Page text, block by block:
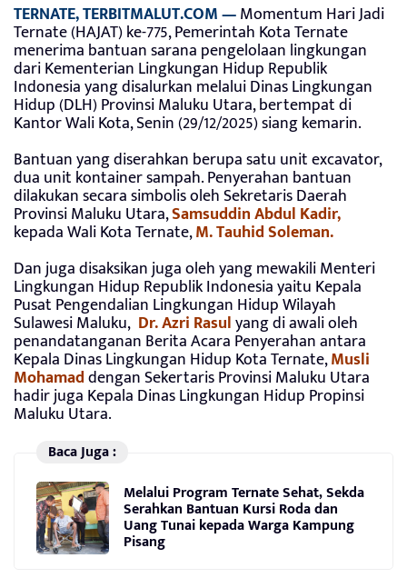
TERNATE, TERBITMALUT.COM —Momentum Hari Jadi
Ternate (HAJAT) ke-775, Pemerintah Kota Ternate
menerima bantuan sarana pengelolaan lingkungan
dari Kementerian Lingkungan Hidup Republik
Indonesia yang disalurkan melalui Dinas Lingkungan
Hidup (DLH) Provinsi Maluku Utara, bertempat di
Kantor Wali Kota, Senin (29/12/2025) siang kemarin.
Bantuan yang diserahkan berupa satu unit excavator,
dua unit kontainer sampah. Penyerahan bantuan
dilakukan secara simbolis oleh Sekretaris Daerah
Provinsi Maluku Utara,Samsuddin Abdul Kadir,
kepada Wali Kota Ternate,M. Tauhid Soleman.
Dan juga disaksikan juga oleh yang mewakili Menteri
Lingkungan Hidup Republik Indonesia yaitu Kepala
Pusat Pengendalian Lingkungan Hidup Wilayah
Sulawesi Maluku, Dr. Azri Rasulyang di awali oleh
penandatanganan Berita Acara Penyerahan antara
Kepala Dinas Lingkungan Hidup Kota Ternate,Musli
Mohamaddengan Sekertaris Provinsi Maluku Utara
hadir juga Kepala Dinas Lingkungan Hidup Propinsi
Maluku Utara.
Baca Juga :
Melalui Program Ternate Sehat, Sekda
Serahkan Bantuan Kursi Roda dan
Uang Tunai kepada Warga Kampung
Pisang